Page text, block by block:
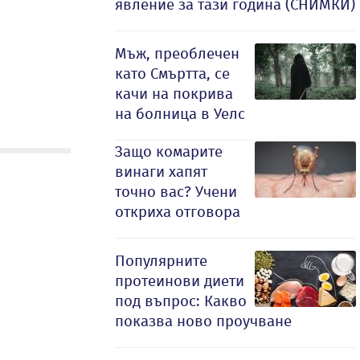
явление за тази година (СНИМКИ)
Мъж, преоблечен
като Смъртта, се
качи на покрива
на болница в Уелс
Защо комарите
винаги хапят
точно вас? Учени
откриха отговора
Популярните
протеинови диети
под въпрос: Какво
показва ново проучване